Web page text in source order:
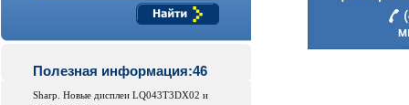
Полезная информация:46
Sharp. Новые дисплеи LQ043T3DX02 и